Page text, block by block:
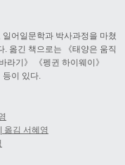
어일문학과 박사과정을 마쳤
. 옮긴 책으로는 《태양은 움직
라기》 《펭귄 하이웨이》
등이 있다.
옮김 서혜영